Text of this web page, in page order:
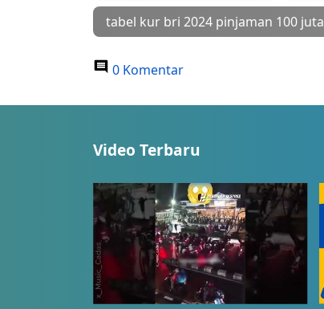
tabel kur bri 2024 pinjaman 100 juta
0 Komentar
Video Terbaru